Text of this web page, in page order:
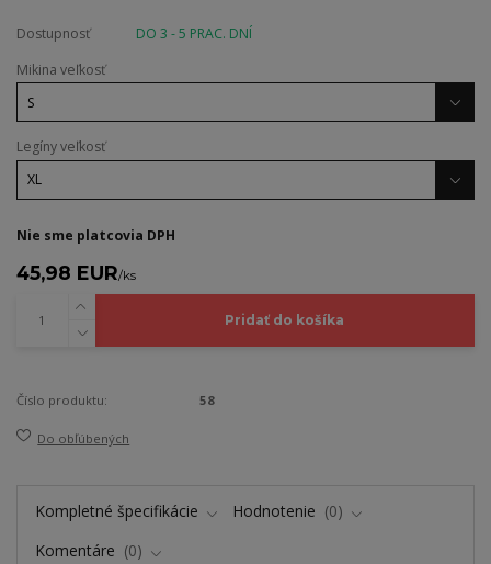
Dostupnosť
DO 3 - 5 PRAC. DNÍ
Mikina veľkosť
Legíny veľkosť
Nie sme platcovia DPH
45,98 EUR/ks
Pridať do košíka
Číslo produktu: 58
Do obľúbených
Kompletné špecifikácie Hodnotenie
0
Komentáre
0